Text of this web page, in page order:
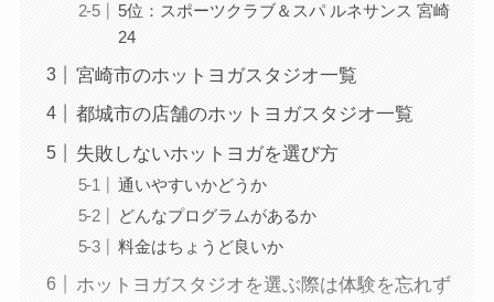
5位：スポーツクラブ＆スパ ルネサンス 宮崎
24
宮崎市のホットヨガスタジオ一覧
都城市の店舗のホットヨガスタジオ一覧
失敗しないホットヨガを選び方
通いやすいかどうか
どんなプログラムがあるか
料金はちょうど良いか
ホットヨガスタジオを選ぶ際は体験を忘れず